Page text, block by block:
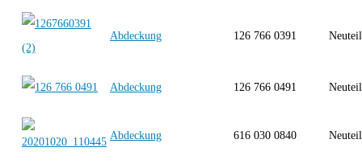
Abdeckung 126 766 0391
Abdeckung 126 766 0491
Abdeckung 616 030 0840